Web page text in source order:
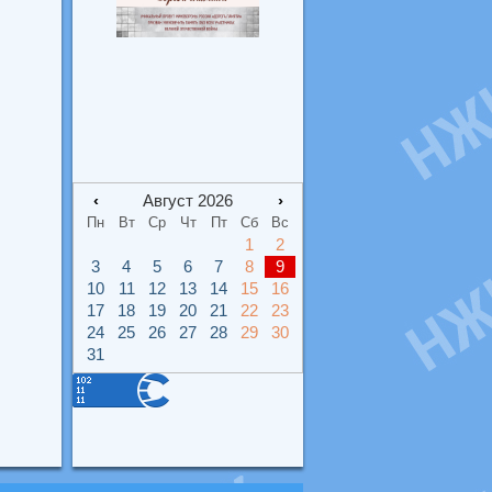
‹ Август 2026 ›
Пн Вт Ср Чт Пт Сб Вс
1
2
3
4 5 6 7 8
9
10
11 12 13 14 15
16
17
18 19 20 21 22
23
24
25 26 27 28 29
30
31